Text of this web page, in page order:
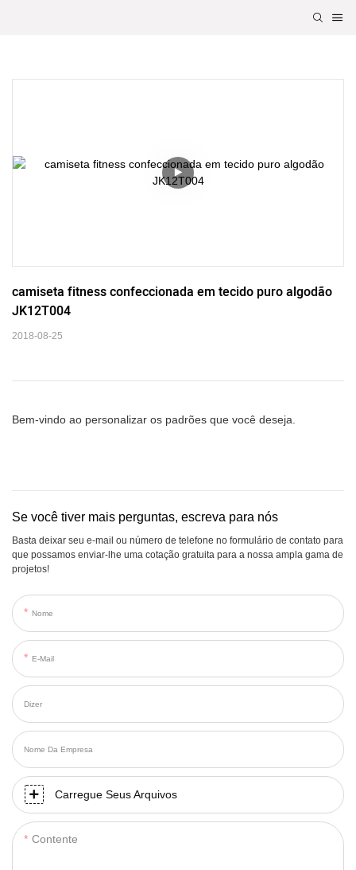
camiseta fitness confeccionada em tecido puro algodão
JK12T004
2018-08-25
Bem-vindo ao personalizar os padrões que você deseja.
Se você tiver mais perguntas, escreva para nós
Basta deixar seu e-mail ou número de telefone no formulário de contato para
que possamos enviar-lhe uma cotação gratuita para a nossa ampla gama de
projetos!
Nome
E-Mail
Dizer
Nome Da Empresa
Carregue Seus Arquivos
Contente